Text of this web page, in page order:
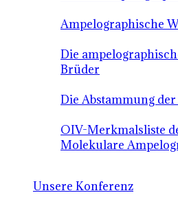
Ampelographische
Die
Brüder
Die Abstammung der
OIV-Merkmalsliste
Molekulare
Unsere Konferenz